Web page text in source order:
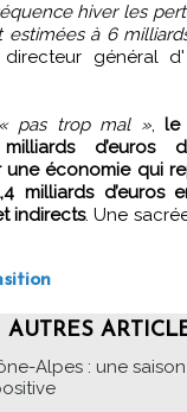
hiver les
estimées à 6
directeur général
« pas trop mal »,le
d’euros
une économie qui
milliards d’euros
indirects. Une
AUTRES
Alpes : une